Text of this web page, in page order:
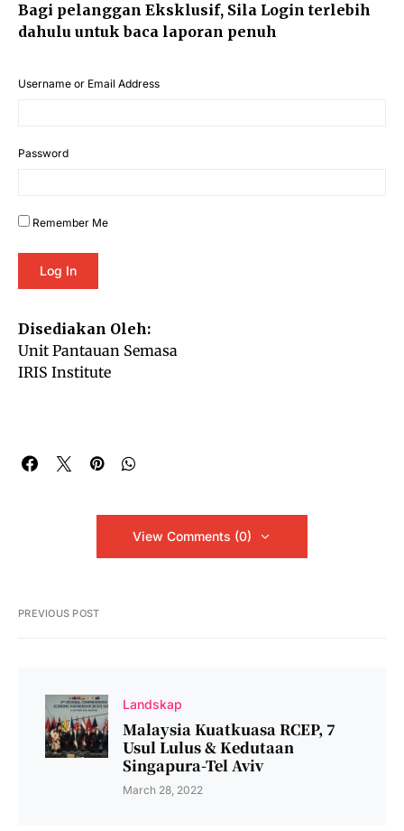
Bagi pelanggan Eksklusif, Sila Login terlebih
dahulu untuk baca laporan penuh
Username or Email Address
Password
Remember Me
Disediakan Oleh:
Unit Pantauan Semasa
IRIS Institute
View Comments (0)
PREVIOUS POST
Landskap
Malaysia Kuatkuasa RCEP, 7
Usul Lulus & Kedutaan
Singapura-Tel Aviv
March 28, 2022